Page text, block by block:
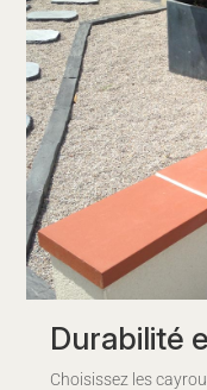
Durabilité
Choisissez les